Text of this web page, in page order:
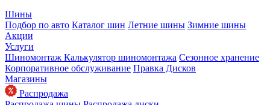
Шины
Подбор по авто Каталог шин Летние шины Зимние шины
Акции
Услуги
Шиномонтаж Калькулятор шиномонтажа Сезонное хранение
Корпоративное обслуживание Правка Дисков
Магазины
Распродажа